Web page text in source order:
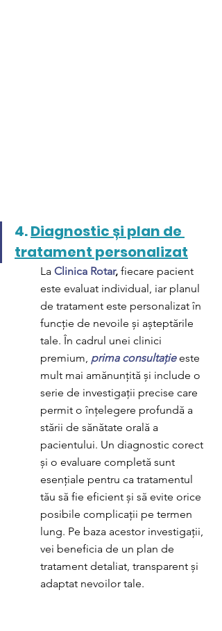
4. Diagnostic și plan de
tratament personalizat
La Clinica Rotar, fiecare pacient
este evaluat individual, iar planul
de tratament este personalizat în
funcție de nevoile și așteptările
tale. În cadrul unei clinici
premium, prima consultație este
mult mai amănunțită și include o
serie de investigații precise care
permit o înțelegere profundă a
stării de sănătate orală a
pacientului. Un diagnostic corect
și o evaluare completă sunt
esențiale pentru ca tratamentul
tău să fie eficient și să evite orice
posibile complicații pe termen
lung. Pe baza acestor investigații,
vei beneficia de un plan de
tratament detaliat, transparent și
adaptat nevoilor tale.